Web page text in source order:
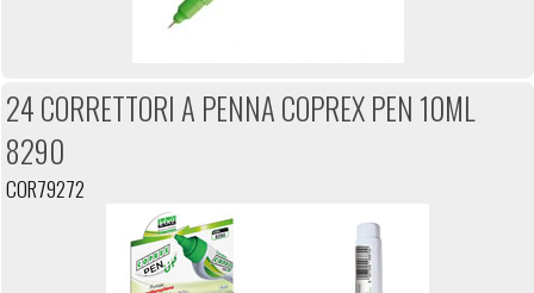
24 CORRETTORI A PENNA COPREX PEN 10ML
8290
COR79272